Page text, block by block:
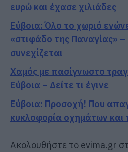
ευρώ και έχασε χιλιάδες
Εύβοια: Όλο το χωριό
«στιφάδο της Παναγίας» –
συνεχίζεται
Χαμός με πασίγνωστο
Εύβοια – Δείτε τι έγινε
Εύβοια: Προσοχή! Που
κυκλοφορία οχημάτων και
Ακολουθήστε το evima.gr